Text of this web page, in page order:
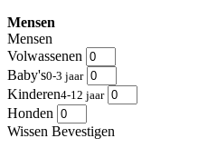
Mensen
Mensen
Volwassenen
Baby's0-3 jaar
Kinderen4-12 jaar
Honden
Wissen Bevestigen